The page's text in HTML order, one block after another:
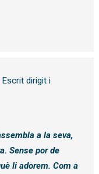
dirigit i
a la seva,
Sense por de
li adorem. Com a